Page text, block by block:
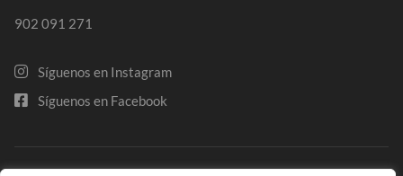
902 091 271
Síguenos en Instagram
Síguenos en Facebook